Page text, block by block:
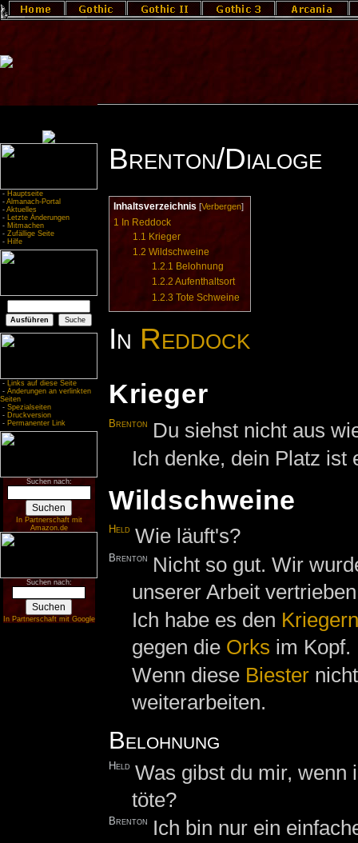
- Hauptseite
- Almanach-Portal
- Aktuelles
- Letzte Änderungen
- Mitmachen
- Zufällige Seite
- Hilfe
- Links auf diese Seite
- Änderungen an verlinkten
Seiten
- Spezialseiten
- Druckversion
- Permanenter Link
Suchen nach:
In Partnerschaft mit
Amazon.de
Suchen nach:
In Partnerschaft mit Google
Brenton/Dialoge
Inhaltsverzeichnis [Verbergen]
1 In Reddock
1.1 Krieger
1.2 Wildschweine
1.2.1 Belohnung
1.2.2 Aufenthaltsort
1.2.3 Tote Schweine
In Reddock
Krieger
Brenton
Du siehst nicht aus
Ich denke, dein Platz ist
Wildschweine
Held Wie läuft's?
Brenton
Nicht so gut. Wir
unserer Arbeit
Ich habe es den Kriegern
gegen die Orks im Kopf.
Wenn diese Biester
weiterarbeiten.
Belohnung
Held Was gibst du mir, wenn
töte?
Brenton
Ich bin nur ein